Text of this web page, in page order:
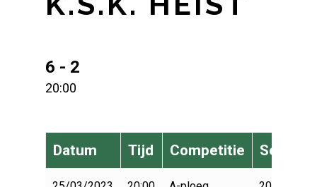
6 - 2
20:00
Datum Tijd Competitie Seizoen